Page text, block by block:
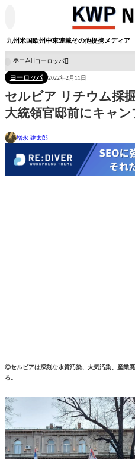
九州米国欧州中東連載その他提携メディア
ホーム ヨーロッパ
ヨーロッパ 2022年2月11日
セルビア リチウム採
大統領官邸前にキャン
増永 建太郎
◎セルビアは深刻な水質汚染、大気汚染、産業
る。